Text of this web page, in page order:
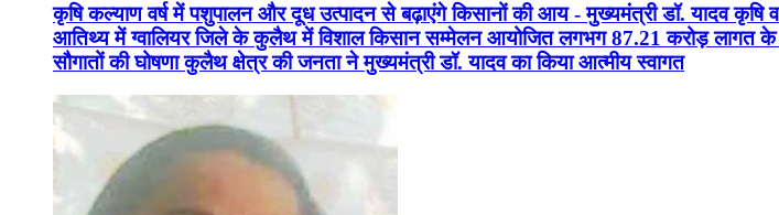
कृषि कल्याण वर्ष में पशुपालन और दूध उत्पादन से बढ़ाएंगे किसानों की आय - मुख्यमंत्री डॉ. यादव
आतिथ्य में ग्वालियर जिले के कुलैथ में विशाल किसान सम्मेलन आयोजित लगभग 87.21 करोड़ लागत के
सौगातों की घोषणा कुलैथ क्षेत्र की जनता ने मुख्यमंत्री डॉ. यादव का किया आत्मीय स्वागत